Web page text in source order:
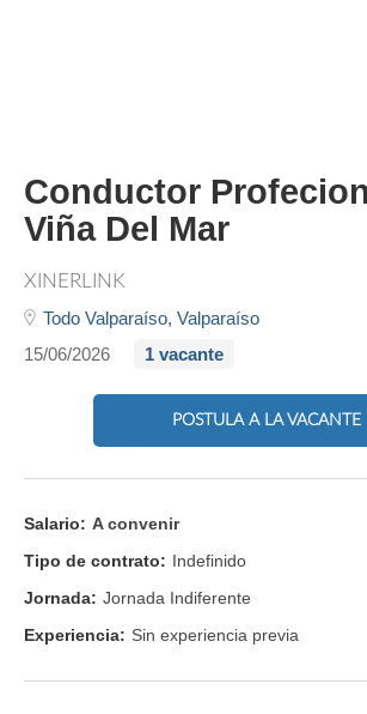
Conductor
Viña Del Mar
XINERLINK
Todo Valparaíso, Valparaíso
15/06/2026
1 vacante
POSTULA A LA VACANTE
Salario: A convenir
Tipo de contrato: Indefinido
Jornada: Jornada Indiferente
Experiencia: Sin experiencia previa